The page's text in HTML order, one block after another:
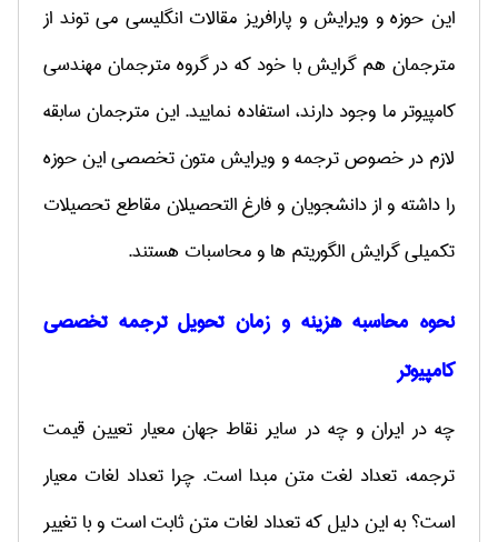
این حوزه و ویرایش و پارافریز مقالات انگلیسی می توند از
مترجمان هم گرایش با خود که در گروه مترجمان مهندسی
کامپیوتر ما وجود دارند، استفاده نمایید. این مترجمان سابقه
لازم در خصوص ترجمه و ویرایش متون تخصصی این حوزه
را داشته و از دانشجویان و فارغ التحصیلان مقاطع تحصیلات
تکمیلی گرایش الگوریتم ها و محاسبات هستند.
نحوه محاسبه هزینه و زمان تحویل ترجمه تخصصی
کامپیوتر
چه در ایران و چه در سایر نقاط جهان معیار تعیین قیمت
ترجمه، تعداد لغت متن مبدا است. چرا تعداد لغات معیار
است؟ به این دلیل که تعداد لغات متن ثابت است و با تغییر